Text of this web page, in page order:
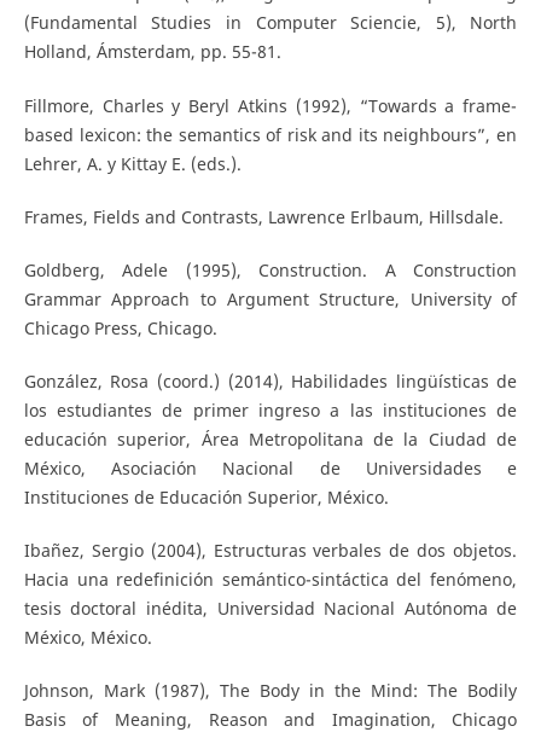
(Fundamental Studies in Computer Sciencie, 5), North
Holland, Ámsterdam, pp. 55-81.
Fillmore, Charles y Beryl Atkins (1992), “Towards a frame-
based lexicon: the semantics of risk and its neighbours”, en
Lehrer, A. y Kittay E. (eds.).
Frames, Fields and Contrasts, Lawrence Erlbaum, Hillsdale.
Goldberg, Adele (1995), Construction. A Construction
Grammar Approach to Argument Structure, University of
Chicago Press, Chicago.
González, Rosa (coord.) (2014), Habilidades lingüísticas de
los estudiantes de primer ingreso a las instituciones de
educación superior, Área Metropolitana de la Ciudad de
México, Asociación Nacional de Universidades e
Instituciones de Educación Superior, México.
Ibañez, Sergio (2004), Estructuras verbales de dos objetos.
Hacia una redefinición semántico-sintáctica del fenómeno,
tesis doctoral inédita, Universidad Nacional Autónoma de
México, México.
Johnson, Mark (1987), The Body in the Mind: The Bodily
Basis of Meaning, Reason and Imagination, Chicago